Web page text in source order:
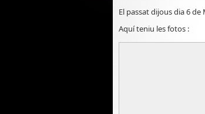
El passat dijous dia 6 de
Aquí teniu les fotos :